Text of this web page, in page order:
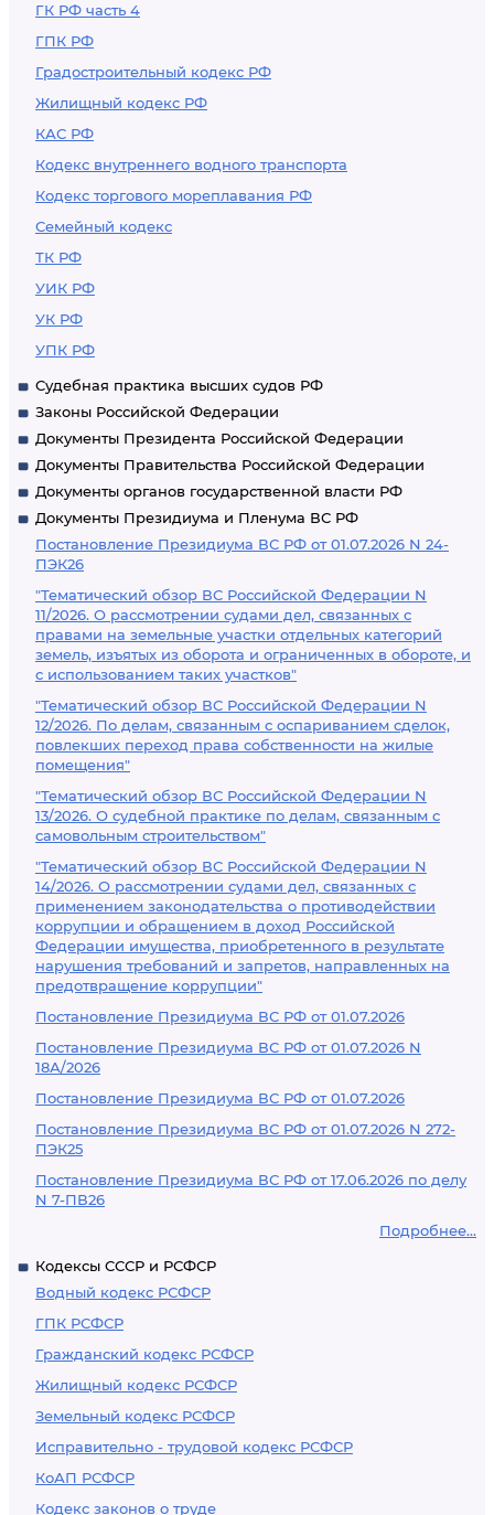
ГК РФ часть 4
ГПК РФ
Градостроительный кодекс РФ
Жилищный кодекс РФ
КАС РФ
Кодекс внутреннего водного транспорта
Кодекс торгового мореплавания РФ
Семейный кодекс
ТК РФ
УИК РФ
УК РФ
УПК РФ
Судебная практика высших судов РФ
Законы Российской Федерации
Документы Президента Российской Федерации
Документы Правительства Российской Федерации
Документы органов государственной власти РФ
Документы Президиума и Пленума ВС РФ
Постановление Президиума ВС РФ от 01.07.2026 N 24-
ПЭК26
"Тематический обзор ВС Российской Федерации N
11/2026. О рассмотрении судами дел, связанных с
правами на земельные участки отдельных категорий
земель, изъятых из оборота и ограниченных в обороте, и
с использованием таких участков"
"Тематический обзор ВС Российской Федерации N
12/2026. По делам, связанным с оспариванием сделок,
повлекших переход права собственности на жилые
помещения"
"Тематический обзор ВС Российской Федерации N
13/2026. О судебной практике по делам, связанным с
самовольным строительством"
"Тематический обзор ВС Российской Федерации N
14/2026. О рассмотрении судами дел, связанных с
применением законодательства о противодействии
коррупции и обращением в доход Российской
Федерации имущества, приобретенного в результате
нарушения требований и запретов, направленных на
предотвращение коррупции"
Постановление Президиума ВС РФ от 01.07.2026
Постановление Президиума ВС РФ от 01.07.2026 N
18А/2026
Постановление Президиума ВС РФ от 01.07.2026
Постановление Президиума ВС РФ от 01.07.2026 N 272-
ПЭК25
Постановление Президиума ВС РФ от 17.06.2026 по делу
N 7-ПВ26
Подробнее...
Кодексы СССР и РСФСР
Водный кодекс РСФСР
ГПК РСФСР
Гражданский кодекс РСФСР
Жилищный кодекс РСФСР
Земельный кодекс РСФСР
Исправительно - трудовой кодекс РСФСР
КоАП РСФСР
Кодекс законов о труде